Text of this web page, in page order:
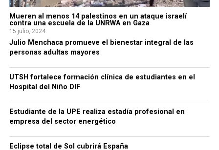
Mueren al menos 14 palestinos en un ataque israelí
contra una escuela de la UNRWA en Gaza
15 julio, 2024
Julio Menchaca promueve el bienestar integral de las
personas adultas mayores
UTSH fortalece formación clínica de estudiantes en el
Hospital del Niño DIF
Estudiante de la UPE realiza estadía profesional en
empresa del sector energético
Eclipse total de Sol cubrirá España